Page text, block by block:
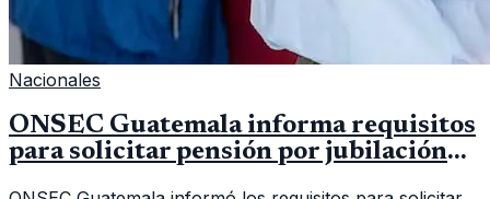
Nacionales
ONSEC Guatemala informa requisitos
para solicitar pensión por jubilación